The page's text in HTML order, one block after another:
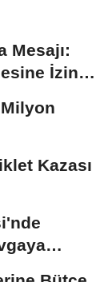
Mesajı:
İzin
Kazası